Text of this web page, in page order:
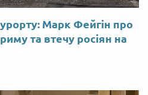
Марк Фейгін про
та втечу росіян на